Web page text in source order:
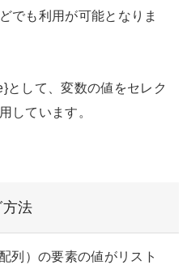
でも利用が可能となりま
として、変数の値をセレク
しています。
法
列）の要素の値がリスト